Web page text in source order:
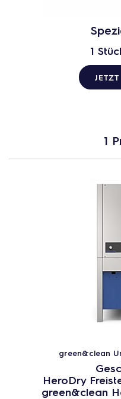
1
1
green&clean
HeroDry
green&clean